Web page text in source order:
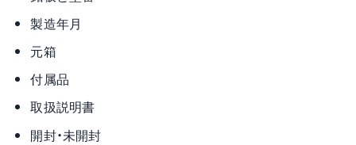
製造年月
元箱
付属品
取扱説明書
開封・未開封